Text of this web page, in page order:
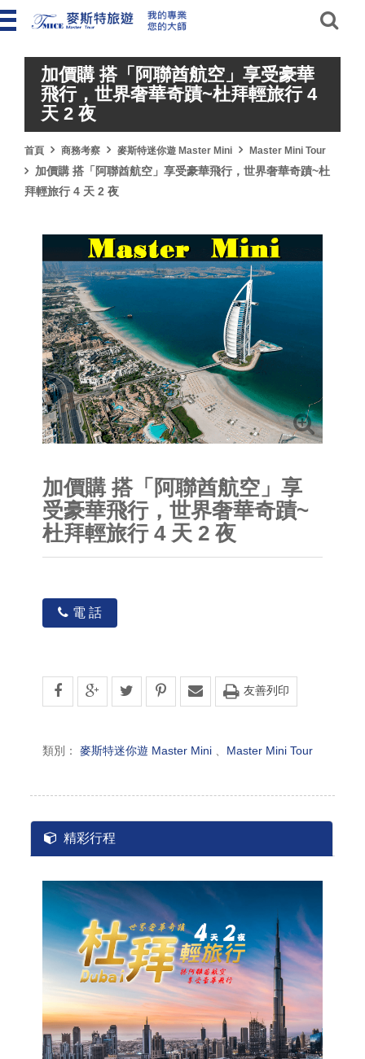
加價購 搭「阿聯酋航空」享受豪華
飛行，世界奢華奇蹟~杜拜輕旅行 4
天 2 夜
首頁 商務考察 麥斯特迷你遊 Master Mini Master Mini Tour
加價購 搭「阿聯酋航空」享受豪華飛行，世界奢華奇蹟~杜
拜輕旅行 4 天 2 夜
加價購 搭「阿聯酋航空」享
受豪華飛行，世界奢華奇蹟~
杜拜輕旅行 4 天 2 夜
電 話
友善列印
類別：麥斯特迷你遊 Master Mini 、 Master Mini Tour
精彩行程